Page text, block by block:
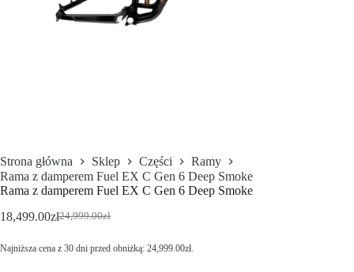
Strona główna Sklep Części
Ramy
Rama z damperem Fuel EX C Gen 6 Deep Smoke
Rama z damperem Fuel EX C Gen 6 Deep Smoke
24,999.00zł
18,499.00zł
Najniższa cena z 30 dni przed obniżką: 24,999.00zł.